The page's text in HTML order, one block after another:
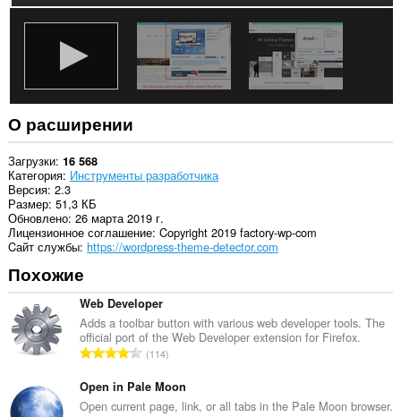
интернете.
О расширении
Загрузки 16 568
Категория Инструменты разработчика
Версия 2.3
Размер 51,3 КБ
Обновлено 26 марта 2019 г.
Лицензионное соглашение Copyright 2019 factory-wp-com
Cайт службы https://wordpress-theme-detector.com
Похожие
Web Developer
Adds a toolbar button with various web developer tools. The
official port of the Web Developer extension for Firefox.
В
е
г
114
Open in Pale Moon
Open current page, link, or all tabs in the Pale Moon browser.